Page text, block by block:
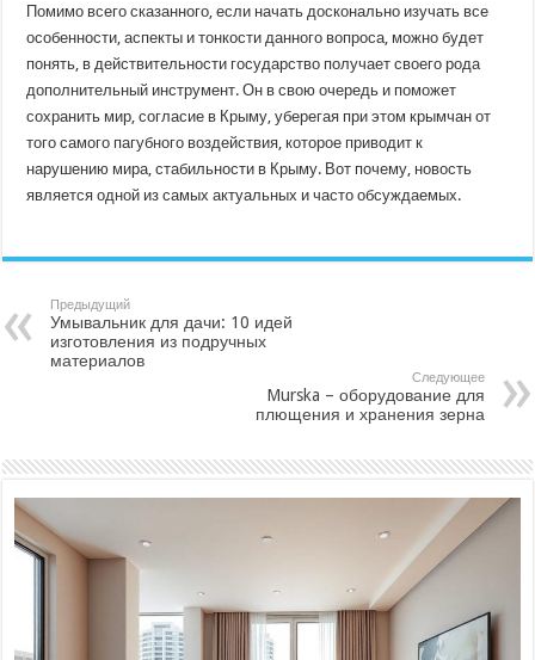
Помимо всего сказанного, если начать досконально изучать все
особенности, аспекты и тонкости данного вопроса, можно будет
понять, в действительности государство получает своего рода
дополнительный инструмент. Он в свою очередь и поможет
сохранить мир, согласие в Крыму, уберегая при этом крымчан от
того самого пагубного воздействия, которое приводит к
нарушению мира, стабильности в Крыму. Вот почему, новость
является одной из самых актуальных и часто обсуждаемых.
Предыдущий
Умывальник для дачи: 10 идей
изготовления из подручных
материалов
Следующее
Murska – оборудование для
плющения и хранения зерна